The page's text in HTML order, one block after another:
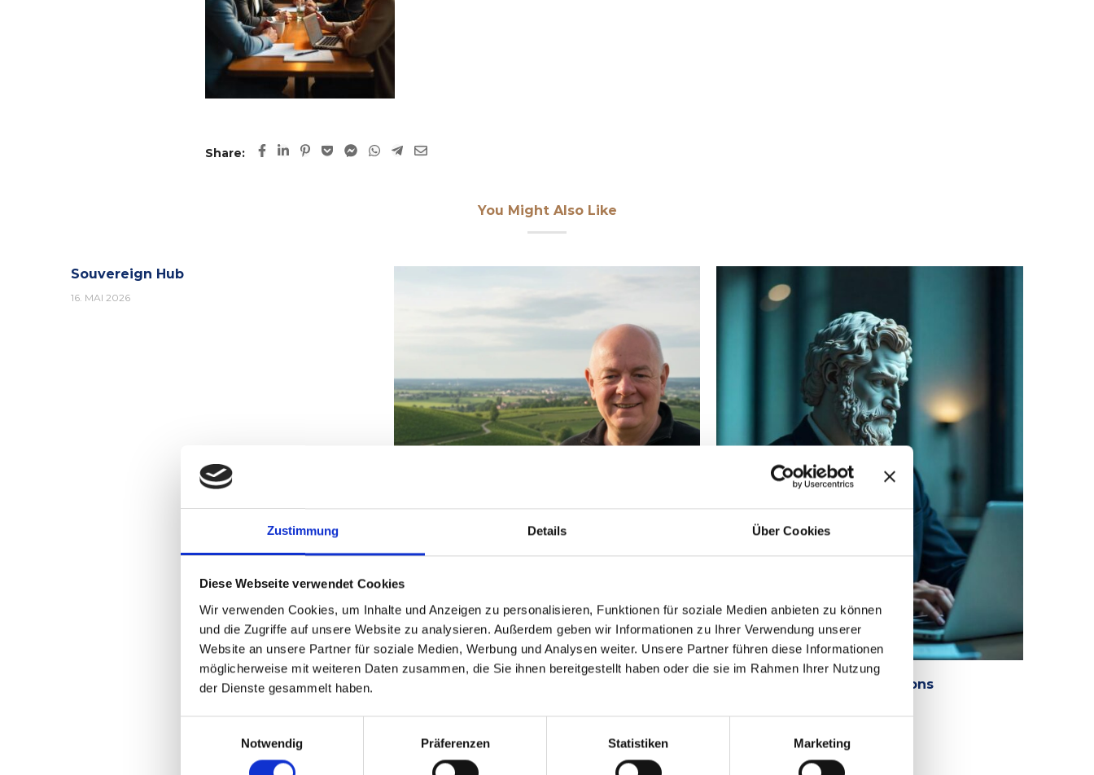
Zustimmung Details Über Cookies
Diese Webseite verwendet Cookies
Wir verwenden Cookies, um Inhalte und Anzeigen zu personalisieren, Funktionen für soziale Medien anbieten zu können
und die Zugriffe auf unsere Website zu analysieren. Außerdem geben wir Informationen zu Ihrer Verwendung unserer
Website an unsere Partner für soziale Medien, Werbung und Analysen weiter. Unsere Partner führen diese Informationen
möglicherweise mit weiteren Daten zusammen, die Sie ihnen bereitgestellt haben oder die sie im Rahmen Ihrer Nutzung
der Dienste gesammelt haben.
Notwendig
Präferenzen Statistiken Marketing
Share:
You Might Also Like
Souvereign Hub
16. MAI 2026
4. FEBRUAR 2026
MetaCompass Public Relations